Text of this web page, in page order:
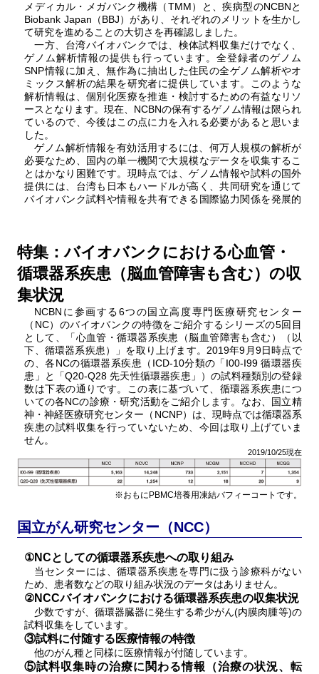
メディカル・メガバンク機構（TMM）と、疾病型のNCBNと
Biobank Japan（BBJ）があり、それぞれのメリットを生かし
て研究を進めることの大切さを再確認しました。
一方、台湾バイオバンクでは、検体試料収集だけでなく、
ゲノム解析情報の提供も行っています。全登録者のゲノム
SNP情報に加え、無作為に抽出した住民の全ゲノム解析やオ
ミックス解析の結果を研究者に提供しています。このような
解析情報は、個別化医療を推進・検討するための有益なリソ
ースとなります。現在、NCBNの保有するゲノム情報は限られ
ているので、今後はこの点に力を入れる必要があると思いま
した。
ゲノム解析情報を有効活用するには、何万人規模の解析が
必要なため、国内の単一機関で大規模なデータを収集するこ
とはかなり困難です。現時点では、ゲノム情報や試料の国外
提供には、台湾も日本もハードルが高く、共同研究を通じて
バイオバンク試料や情報を共有できる国際協力関係を発展的
特集：バイオバンクにおける心血管・
循環器系疾患（脳血管障害も含む）の収
集状況
NCBNに参画する6つの国立高度専門医療研究センター
（NC）のバイオバンクの特徴をご紹介するシリーズの5回目
として、「心血管・循環器系疾患（脳血管障害も含む）（以
下、循環器系疾患）」を取り上げます。2019年9月9日時点で
の、各NCの循環器系疾患（ICD-10分類の「I00-I99 循環器疾
患」と「Q20-Q28 先天性循環器疾患」）の試料種類別の登録
数は下表の通りです。この表に基づいて、循環器系疾患につ
いての各NCの診療・研究活動をご紹介します。なお、国立精
神・神経医療研究センター（NCNP）は、現時点では循環器系
疾患の試料収集を行っていないため、今回は取り上げていま
せん。
2019/10/25現在
※おもにPBMC培養用凍結バフィーコートです。
国立がん研究センター（NCC）
①NCとしての循環器系疾患への取り組み
当センターには、循環器系疾患を専門に扱う診療科がない
ため、患者数などの取り組み状況のデータはありません。
②NCCバイオバンクにおける循環器系疾患の収集状況
少数ですが、循環器臓器に発生する希少がん(内膜肉腫等)の
試料収集をしています。
③試料に付随する医療情報の特徴
他のがん種と同様に医療情報が付随しています。
⑤試料収集時の治療に関わる情報（治療の状況、転